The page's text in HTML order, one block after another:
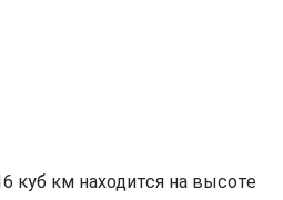
куб км находится на высоте